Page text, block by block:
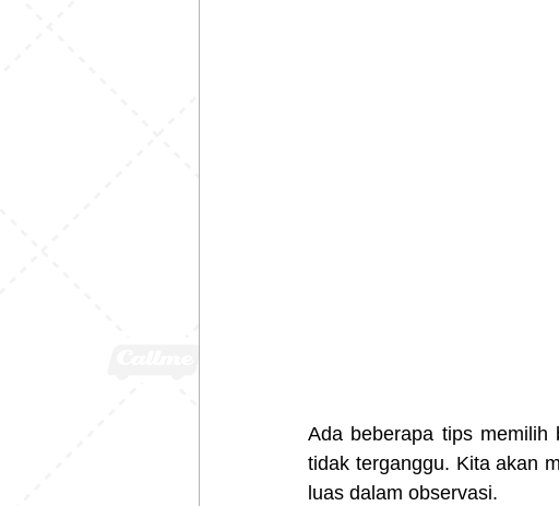
Ada beberapa tips memilih
tidak terganggu. Kita akan
luas dalam observasi.